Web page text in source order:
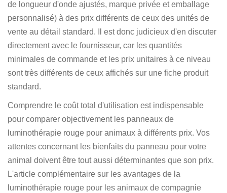
de longueur d'onde ajustés, marque privée et emballage
personnalisé) à des prix différents de ceux des unités de
vente au détail standard. Il est donc judicieux d'en discuter
directement avec le fournisseur, car les quantités
minimales de commande et les prix unitaires à ce niveau
sont très différents de ceux affichés sur une fiche produit
standard.
Comprendre le coût total d'utilisation est indispensable
pour comparer objectivement les panneaux de
luminothérapie rouge pour animaux à différents prix. Vos
attentes concernant les bienfaits du panneau pour votre
animal doivent être tout aussi déterminantes que son prix.
L'article complémentaire sur les avantages de la
luminothérapie rouge pour les animaux de compagnie